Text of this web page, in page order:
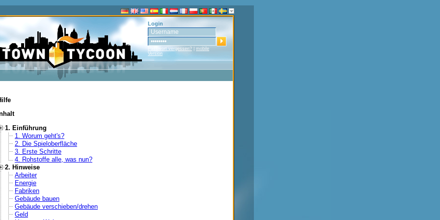
Login
Passwort vergessen?
mobile
Version
1. Einführung
1. Worum geht's?
2. Die Spieloberfläche
3. Erste Schritte
4. Rohstoffe alle, was nun?
2. Hinweise
Arbeiter
Energie
Fabriken
Gebäude bauen
Gebäude verschieben/drehen
Geld